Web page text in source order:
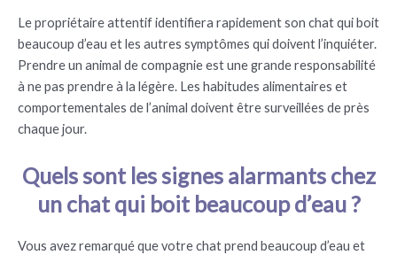
Le propriétaire attentif identifiera rapidement son chat qui boit
beaucoup d’eau et les autres symptômes qui doivent l’inquiéter.
Prendre un animal de compagnie est une grande responsabilité
à ne pas prendre à la légère. Les habitudes alimentaires et
comportementales de l’animal doivent être surveillées de près
chaque jour.
Quels sont les signes alarmants chez
un chat qui boit beaucoup d’eau ?
Vous avez remarqué que votre chat prend beaucoup d’eau et